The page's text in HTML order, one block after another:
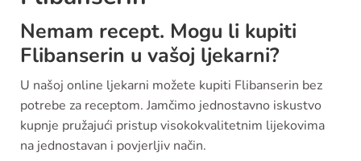
Nemam recept. Mogu li kupiti
Flibanserin u vašoj ljekarni?
U našoj online ljekarni možete kupiti Flibanserin bez
potrebe za receptom. Jamčimo jednostavno iskustvo
kupnje pružajući pristup visokokvalitetnim lijekovima
na jednostavan i povjerljiv način.